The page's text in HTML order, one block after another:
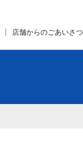
店舗からのごあいさつ